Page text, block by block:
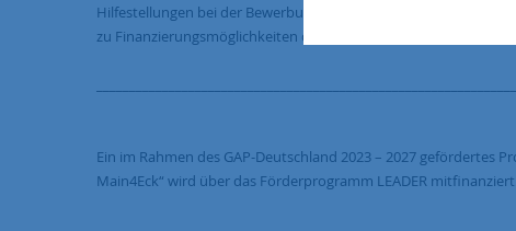
Hilfestellungen bei der Bewerbung, Antragsstellung und bei
zu Finanzierungsmöglichkeiten des Vorhabens.
Ein im Rahmen des GAP-Deutschland 2023 – 2027 gefördertes
Main4Eck“ wird über das Förderprogramm LEADER mitfinanziert.